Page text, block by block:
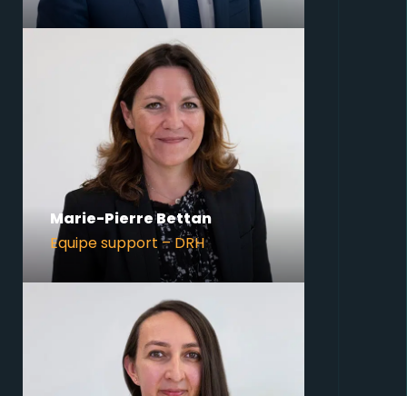
Marie-Pierre Bettan
Equipe support – DRH